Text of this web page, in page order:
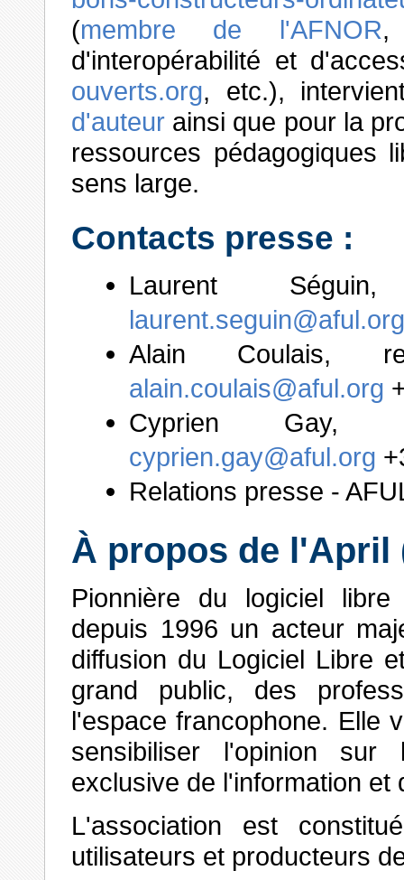
(membre de l'AFNOR,
d'interopérabilité et
ouverts.org, etc.),
d'auteur ainsi que pour la
ressources pédagogiques
sens large.
Contacts presse :
Laurent
laurent.seguin@aful.org
Alain Coulais,
alain.coulais@aful.org
Cyprien Gay,
cyprien.gay@aful.org
Relations presse -
À propos de l'April
Pionnière du logiciel
depuis 1996 un acteur
diffusion du Logiciel Libre
grand public, des
l'espace francophone. Elle
sensibiliser l'opinion sur
exclusive de l'information
L'association est
utilisateurs et producteurs